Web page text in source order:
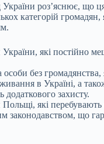
роз’яснює, що
категорій громадян,
які постійно
особи без
в Україні, а
додаткового захисту.
які перебувають
законодавством, що